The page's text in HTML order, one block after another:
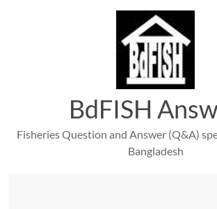
BdFISH
Fisheries Question and Answer (Q&A)
Bangladesh